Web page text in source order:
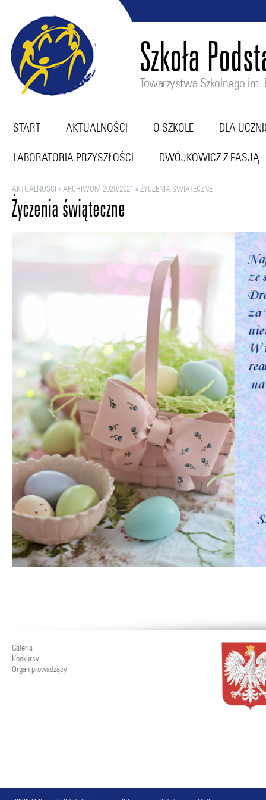
Szkoła
Towarzystwa Szkolnego im.
START AKTUALNOŚCI O SZKOLE DLA
LABORATORIA PRZYSZŁOŚCI DWÓJKOWICZ Z PASJĄ
Życzenia świąteczne
AKTUALNOŚCI »ARCHIWUM 2020/2021 »ŻYCZENIA ŚWIĄTECZNE
Galeria
Konkursy
Organ prowadzący